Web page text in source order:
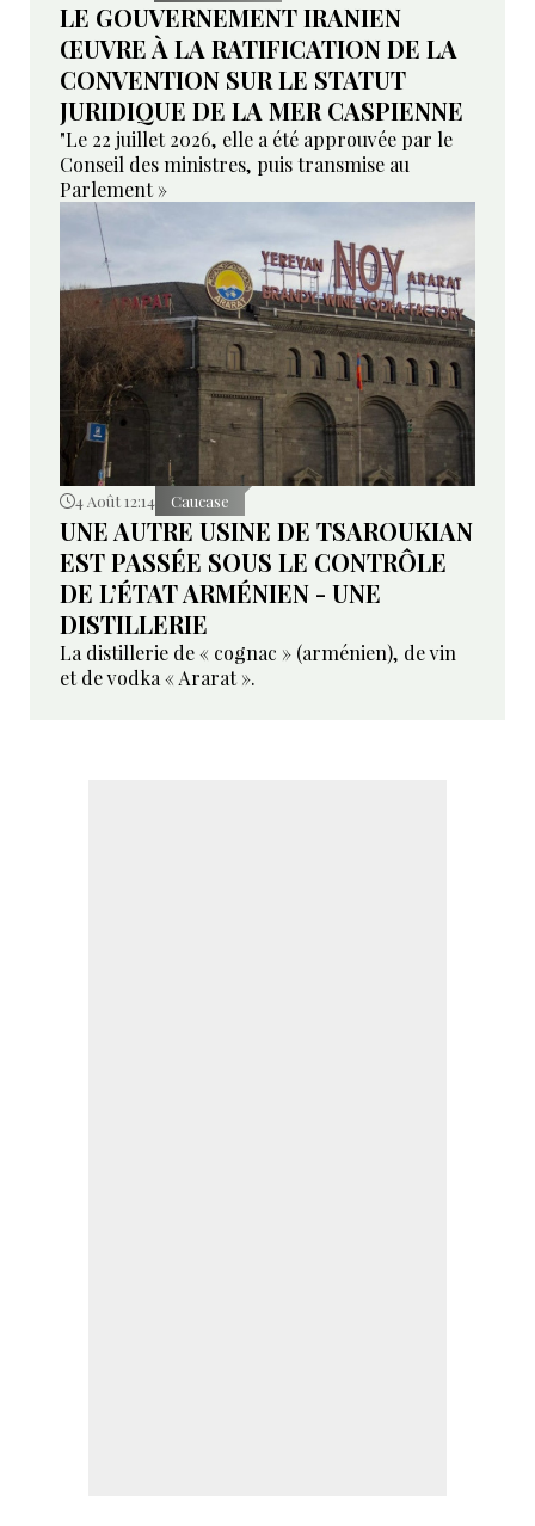
LE GOUVERNEMENT IRANIEN
ŒUVRE À LA RATIFICATION DE LA
CONVENTION SUR LE STATUT
JURIDIQUE DE LA MER CASPIENNE
"Le 22 juillet 2026, elle a été approuvée par le
Conseil des ministres, puis transmise au
Parlement »
4 Août 12:14 Caucase
UNE AUTRE USINE DE TSAROUKIAN
EST PASSÉE SOUS LE CONTRÔLE
DE L’ÉTAT ARMÉNIEN - UNE
DISTILLERIE
La distillerie de « cognac » (arménien), de vin
et de vodka « Ararat ».